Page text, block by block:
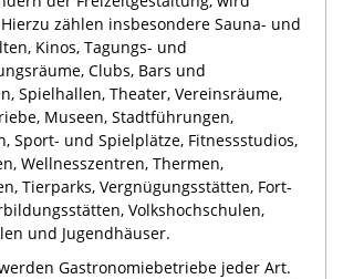
zählen insbesondere Sauna- und
Kinos, Tagungs- und
Clubs, Bars und
Spielhallen, Theater, Vereinsräume,
Museen, Stadtführungen,
Sport- und Spielplätze, Fitnessstudios,
Wellnesszentren, Thermen,
Tierparks, Vergnügungsstätten, Fort-
Volkshochschulen,
und Jugendhäuser.
Gastronomiebetriebe jeder Art.